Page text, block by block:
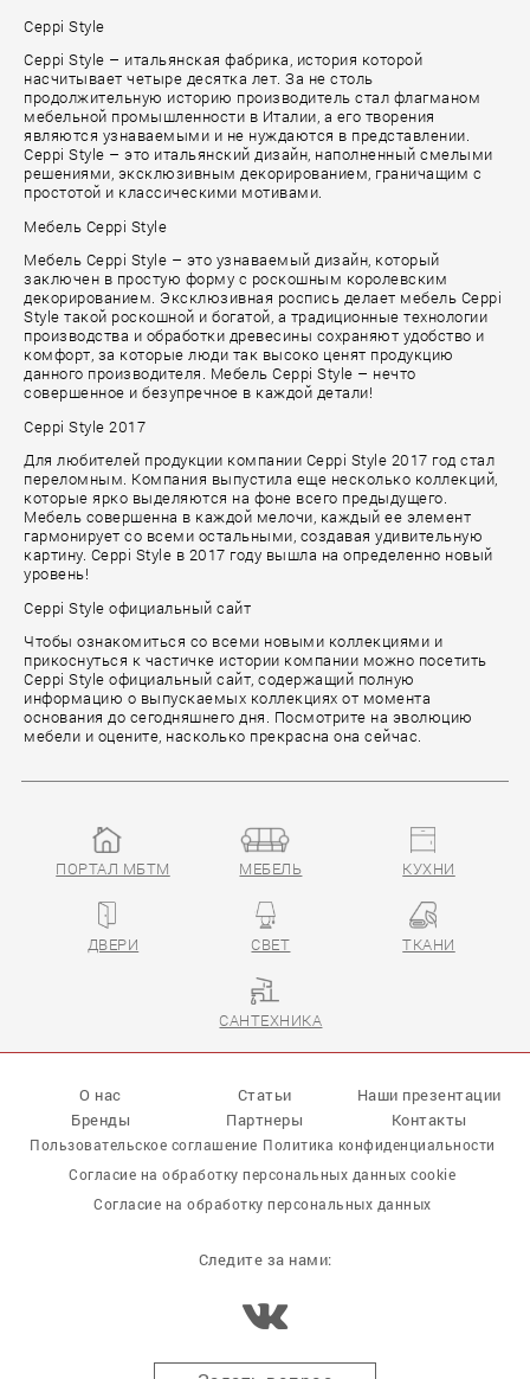
Ceppi Style
Ceppi Style – итальянская фабрика, история которой
насчитывает четыре десятка лет. За не столь
продолжительную историю производитель стал флагманом
мебельной промышленности в Италии, а его творения
являются узнаваемыми и не нуждаются в представлении.
Ceppi Style – это итальянский дизайн, наполненный смелыми
решениями, эксклюзивным декорированием, граничащим с
простотой и классическими мотивами.
Мебель Ceppi Style
Мебель Ceppi Style – это узнаваемый дизайн, который
заключен в простую форму с роскошным королевским
декорированием. Эксклюзивная роспись делает мебель Ceppi
Style такой роскошной и богатой, а традиционные технологии
производства и обработки древесины сохраняют удобство и
комфорт, за которые люди так высоко ценят продукцию
данного производителя. Мебель Ceppi Style – нечто
совершенное и безупречное в каждой детали!
Ceppi Style 2017
Для любителей продукции компании Ceppi Style 2017 год стал
переломным. Компания выпустила еще несколько коллекций,
которые ярко выделяются на фоне всего предыдущего.
Мебель совершенна в каждой мелочи, каждый ее элемент
гармонирует со всеми остальными, создавая удивительную
картину. Ceppi Style в 2017 году вышла на определенно новый
уровень!
Ceppi Style официальный сайт
Чтобы ознакомиться со всеми новыми коллекциями и
прикоснуться к частичке истории компании можно посетить
Ceppi Style официальный сайт, содержащий полную
информацию о выпускаемых коллекциях от момента
основания до сегодняшнего дня. Посмотрите на эволюцию
мебели и оцените, насколько прекрасна она сейчас.
ПОРТАЛ МБТМ МЕБЕЛЬ КУХНИ
ДВЕРИ СВЕТ ТКАНИ
САНТЕХНИКА
О нас Статьи
Наши презентации
Бренды
Партнеры Контакты
Пользовательское соглашение Политика конфиденциальности
Согласие на обработку персональных данных cookie
Согласие на обработку персональных данных
Следите за нами: